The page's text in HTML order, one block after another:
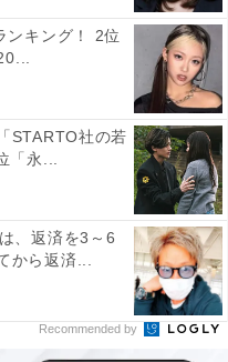
です」（30代女性／宮
子供も通うくらいだか
」（50代女性／埼玉
坂上 恵
バウトに入社後、SNSトレン
ティングの経験を経て、の
ンキング！ 2位
STARTO社の若
「永...
、返済を3～6
から返済...
Recommended by